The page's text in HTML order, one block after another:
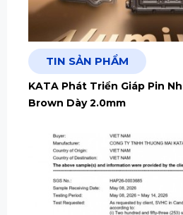
TIN SẢN PHẨM
KATA Phát Triển Giáp Pin
Brown Dày 2.0mm